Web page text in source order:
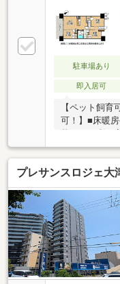
駐車場あり
即入居可
【ペット飼
可！】■床暖
暮らしを彩る
ットと一緒に
プレサンスロジェ